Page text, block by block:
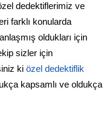
dedektiflerimiz ve
farklı konularda
oldukları için
sizler için
ki özel dedektiflik
kapsamlı ve oldukça